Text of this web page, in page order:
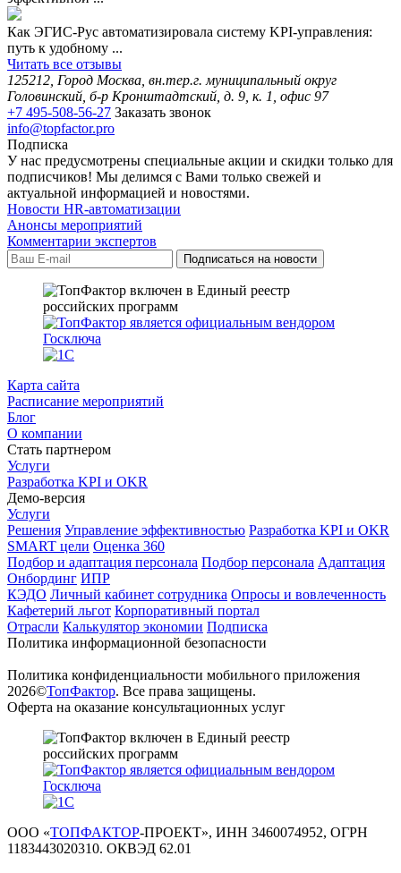
Как ЭГИС-Рус автоматизировала систему KPI-управления:
путь к удобному ...
Читать все отзывы
125212, Город Москва, вн.тер.г. муниципальный округ
Головинский, б-р Кронштадтский, д. 9, к. 1, офис 97
+7 495-508-56-27 Заказать звонок
info@topfactor.pro
Подписка
У нас предусмотрены специальные акции и скидки только для
подписчиков! Мы делимся с Вами только свежей и
актуальной информацией и новостями.
Новости HR-автоматизации
Анонсы мероприятий
Комментарии экспертов
Карта сайта
Расписание мероприятий
Блог
О компании
Стать партнером
Услуги
Разработка KPI и OKR
Демо-версия
Услуги
Решения Управление эффективностью Разработка KPI и OKR
SMART цели Оценка 360
Подбор и адаптация персонала Подбор персонала Адаптация
Онбординг ИПР
КЭДО Личный кабинет сотрудника Опросы и вовлеченность
Кафетерий льгот Корпоративный портал
Отрасли Калькулятор экономии Подписка
Политика информационной безопасности
Политика конфиденциальности мобильного приложения
2026©ТопФактор. Все права защищены.
Оферта на оказание консультационных услуг
ООО «ТОПФАКТОР-ПРОЕКТ», ИНН 3460074952, ОГРН
1183443020310. ОКВЭД 62.01